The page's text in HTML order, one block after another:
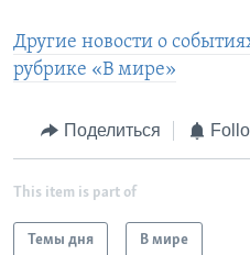
Другие новости о
рубрике «В мире»
Поделиться
This item is part of
Темы дня В мире